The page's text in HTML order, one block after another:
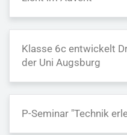
Klasse 6c entwickelt
der Uni Augsburg
P-Seminar "Technik